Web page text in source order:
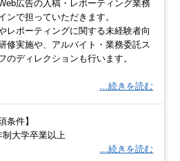
広告の入稿・レポーティング業務
ンで担っていただきます。
レポーティングに関する未経験者向
修実施や、アルバイト・業務委託ス
のディレクションも行います。
…続きを読む
条件】
制大学卒業以上
…続きを読む